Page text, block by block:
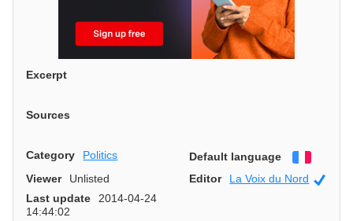
Excerpt
Sources
Category Politics Default language
Viewer
Unlisted Editor La Voix du Nord
Last update
2014-04-24
14:44:02